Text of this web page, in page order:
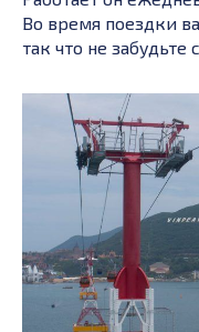
Во время поездки
так что не